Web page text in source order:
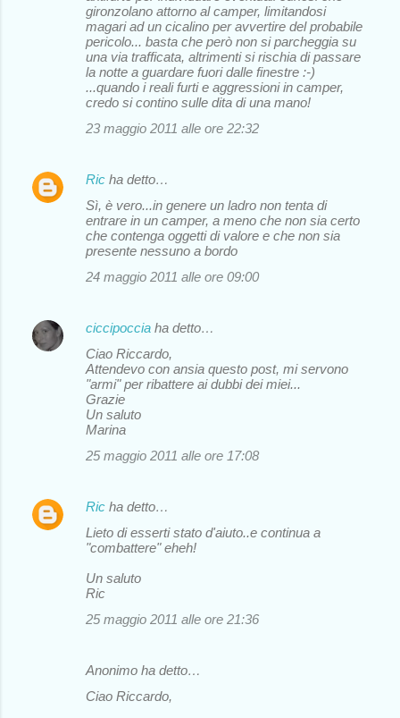
gironzolano attorno al camper, limitandosi
magari ad un cicalino per avvertire del probabile
pericolo... basta che però non si parcheggia su
una via trafficata, altrimenti si rischia di passare
la notte a guardare fuori dalle finestre :-)
...quando i reali furti e aggressioni in camper,
credo si contino sulle dita di una mano!
23 maggio 2011 alle ore 22:32
Ric ha detto…
Sì, è vero...in genere un ladro non tenta di
entrare in un camper, a meno che non sia certo
che contenga oggetti di valore e che non sia
presente nessuno a bordo
24 maggio 2011 alle ore 09:00
ciccipoccia ha detto…
Ciao Riccardo,
Attendevo con ansia questo post, mi servono
"armi" per ribattere ai dubbi dei miei...
Grazie
Un saluto
Marina
25 maggio 2011 alle ore 17:08
Ric ha detto…
Lieto di esserti stato d'aiuto..e continua a
"combattere" eheh!
Un saluto
Ric
25 maggio 2011 alle ore 21:36
Anonimo ha detto…
Ciao Riccardo,